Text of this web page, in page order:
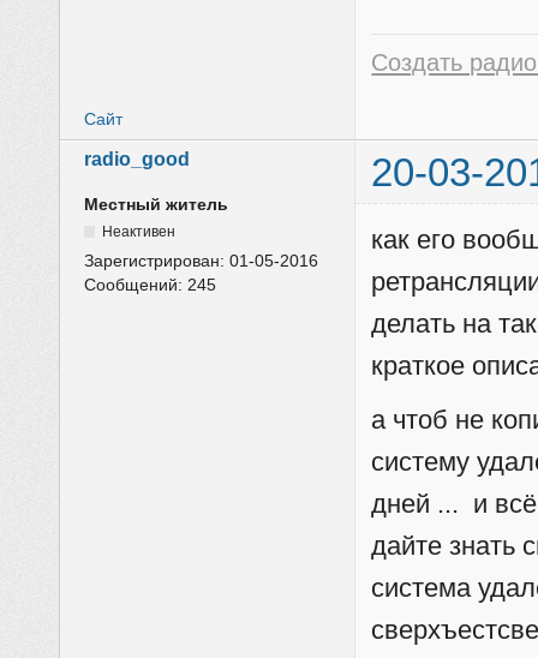
Создать
Сайт
radio_good 20-03-
Местный житель
Неактивен
Зарегистрирован:01-05-2016
Сообщений:245
как его
делать на
краткое
а чтоб не
систему
дней ... и
дайте знать
система